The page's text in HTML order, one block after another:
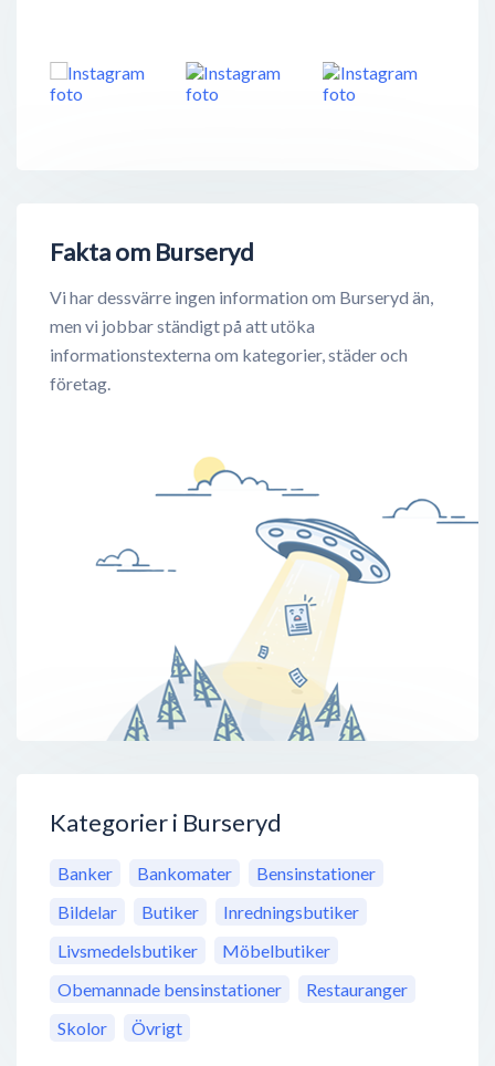
Fakta om Burseryd
Vi har dessvärre ingen information om Burseryd än,
men vi jobbar ständigt på att utöka
informationstexterna om kategorier, städer och
företag.
Kategorier i Burseryd
Banker Bankomater
Bensinstationer
Bildelar
Butiker
Inredningsbutiker
Livsmedelsbutiker
Möbelbutiker
Obemannade bensinstationer
Restauranger
Skolor
Övrigt